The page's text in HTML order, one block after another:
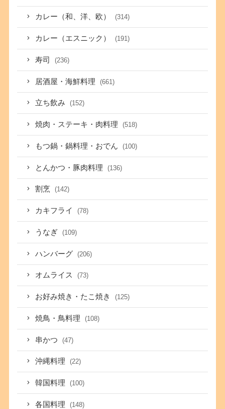
カレー（和、洋、欧） (314)
カレー（エスニック） (191)
寿司 (236)
居酒屋・海鮮料理 (661)
立ち飲み (152)
焼肉・ステーキ・肉料理 (518)
もつ鍋・鍋料理・おでん (100)
とんかつ・豚肉料理 (136)
割烹 (142)
カキフライ (78)
うなぎ (109)
ハンバーグ (206)
オムライス (73)
お好み焼き・たこ焼き (125)
焼鳥・鳥料理 (108)
串かつ (47)
沖縄料理 (22)
韓国料理 (100)
各国料理 (148)